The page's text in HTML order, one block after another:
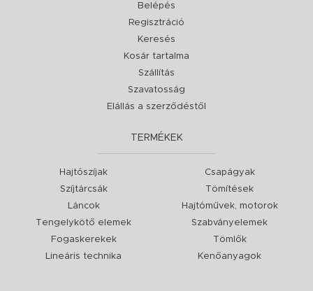
Belépés
Regisztráció
Keresés
Kosár tartalma
Szállítás
Szavatosság
Elállás a szerződéstől
TERMÉKEK
Hajtószíjak
Szíjtárcsák
Láncok
Tengelykötő elemek
Fogaskerekek
Lineáris technika
Csapágyak
Tömítések
Hajtóművek, motorok
Szabványelemek
Tömlők
Kenőanyagok